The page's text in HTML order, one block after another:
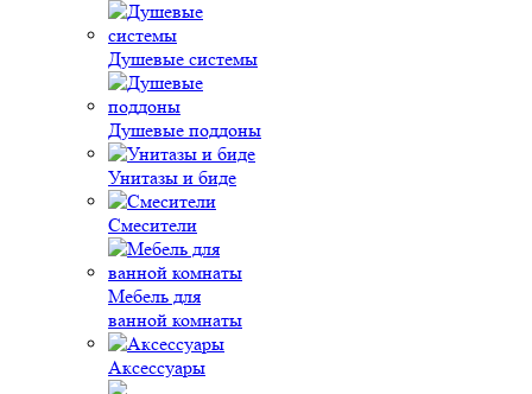
Душевые системы
Душевые поддоны
Унитазы и биде
Смесители
Мебель для
ванной комнаты
Аксессуары